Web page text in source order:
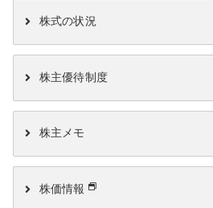
株式の状況
株主優待制度
株主メモ
株価情報